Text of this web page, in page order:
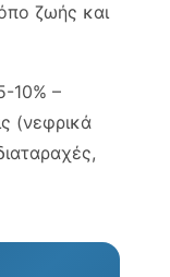
ζωής και
10% –
(νεφρικά